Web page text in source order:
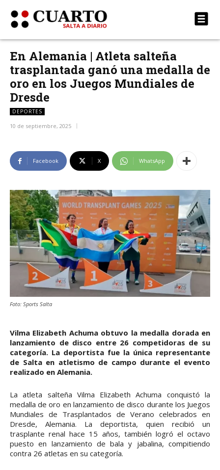
En Alemania | Atleta salteña
trasplantada ganó una medalla de
oro en los Juegos Mundiales de
Dresde
DEPORTES
10 de septiembre, 2025
Facebook X WhatsApp
Foto: Sports Salta
Vilma Elizabeth Achuma obtuvo la medalla dorada en
lanzamiento de disco entre 26 competidoras de su
categoría. La deportista fue la única representante
de Salta en atletismo de campo durante el evento
realizado en Alemania.
La atleta salteña Vilma Elizabeth Achuma conquistó la
medalla de oro en lanzamiento de disco durante los Juegos
Mundiales de Trasplantados de Verano celebrados en
Dresde, Alemania. La deportista, quien recibió un
trasplante renal hace 15 años, también logró el octavo
puesto en lanzamiento de bala y jabalina, compitiendo
contra 26 atletas en su categoría.